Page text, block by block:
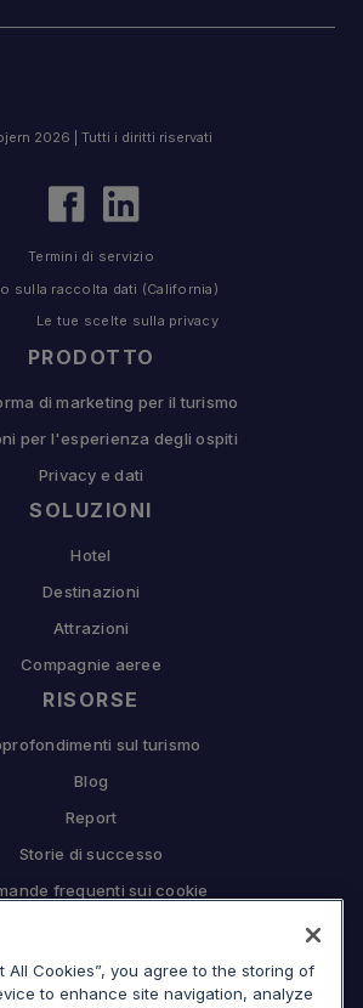
PRODOTTO
di marketing per il turismo
per l'esperienza degli ospiti
Privacy e dati
SOLUZIONI
Hotel
Destinazioni
Attrazioni
Compagnie aeree
RISORSE
sul turismo
Blog
Report
Storie di successo
frequenti sui cookie
Perché Sojern
2026 | Tutti i diritti riservati
Termini di servizio
sulla raccolta dati (California)
Le tue scelte sulla privacy
All Cookies”, you agree to the storing of
to enhance site navigation, analyze